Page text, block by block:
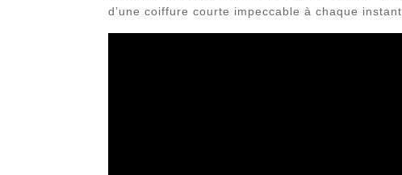
d’une coiffure courte impeccable à chaque instant.